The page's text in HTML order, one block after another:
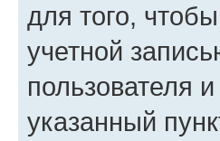
для того,
учетной
пользователя
указанный